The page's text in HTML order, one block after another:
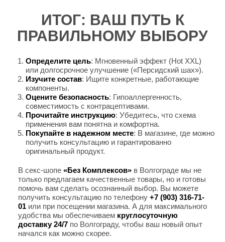
ИТОГ: ВАШ ПУТЬ К
ПРАВИЛЬНОМУ ВЫБОРУ
Определите цель: Мгновенный эффект (Hot XXL)
или долгосрочное улучшение («Персидский шах»).
Изучите состав: Ищите конкретные, работающие
компоненты.
Оцените безопасность: Гипоаллергенность,
совместимость с контрацептивами.
Прочитайте инструкцию: Убедитесь, что схема
применения вам понятна и комфортна.
Покупайте в надежном месте: В магазине, где можно
получить консультацию и гарантированно
оригинальный продукт.
В секс-шопе «Без Комплексов»в Волгограде мы не
только предлагаем качественные товары, но и готовы
помочь вам сделать осознанный выбор. Вы можете
получить консультацию по телефону +7 (903) 316-71-
01или при посещении магазина. А для максимального
удобства мы обеспечиваем круглосуточную
доставку 24/7по Волгограду, чтобы ваш новый опыт
начался как можно скорее.